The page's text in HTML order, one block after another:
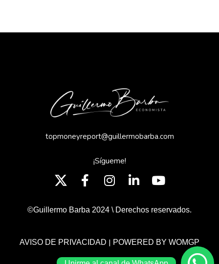
topmoneyreport@guillermobarba.com
¡Sígueme!
©Guillermo Barba 2024 \ Derechos reservados.
AVISO DE PRIVACIDAD | POWERED BY WOMGP